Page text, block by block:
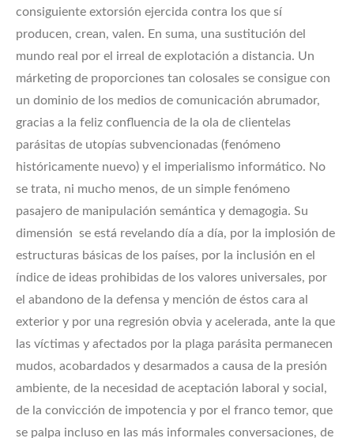
consiguiente extorsión ejercida contra los que sí
producen, crean, valen. En suma, una sustitución del
mundo real por el irreal de explotación a distancia. Un
márketing de proporciones tan colosales se consigue con
un dominio de los medios de comunicación abrumador,
gracias a la feliz confluencia de la ola de clientelas
parásitas de utopías subvencionadas (fenómeno
históricamente nuevo) y el imperialismo informático. No
se trata, ni mucho menos, de un simple fenómeno
pasajero de manipulación semántica y demagogia. Su
dimensión se está revelando día a día, por la implosión de
estructuras básicas de los países, por la inclusión en el
índice de ideas prohibidas de los valores universales, por
el abandono de la defensa y mención de éstos cara al
exterior y por una regresión obvia y acelerada, ante la que
las víctimas y afectados por la plaga parásita permanecen
mudos, acobardados y desarmados a causa de la presión
ambiente, de la necesidad de aceptación laboral y social,
de la convicción de impotencia y por el franco temor, que
se palpa incluso en las más informales conversaciones, de